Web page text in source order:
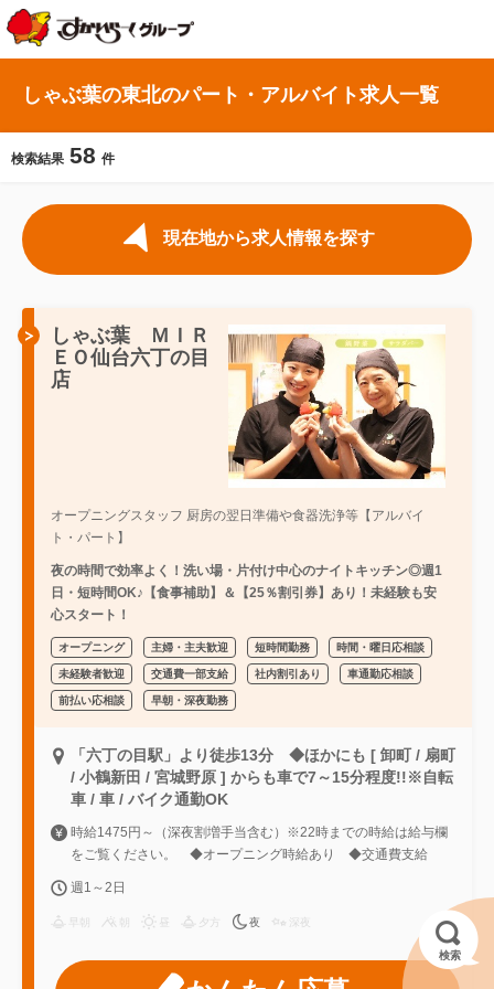
しゃぶ葉の東北のパート・アルバイト求人一覧
検索結果 58 件
現在地から求人情報を探す
しゃぶ葉 ＭＩＲ
ＥＯ仙台六丁の目
店
オープニングスタッフ 厨房の翌日準備や食器洗浄等【アルバイ
ト・パート】
夜の時間で効率よく！洗い場・片付け中心のナイトキッチン◎週1
日・短時間OK♪【食事補助】＆【25％割引券】あり！未経験も安
心スタート！
オープニング 主婦・主夫歓迎 短時間勤務 時間・曜日応相談
未経験者歓迎 交通費一部支給 社内割引あり 車通勤応相談
前払い応相談 早朝・深夜勤務
「六丁の目駅」より徒歩13分 ◆ほかにも [ 卸町 / 扇町
/ 小鶴新田 / 宮城野原 ] からも車で7～15分程度!!※自転
車 / 車 / バイク通勤OK
時給1475円～（深夜割増手当含む）※22時までの時給は給与欄
をご覧ください。 ◆オープニング時給あり ◆交通費支給
週1～2日
夕方 夜 深夜
検索